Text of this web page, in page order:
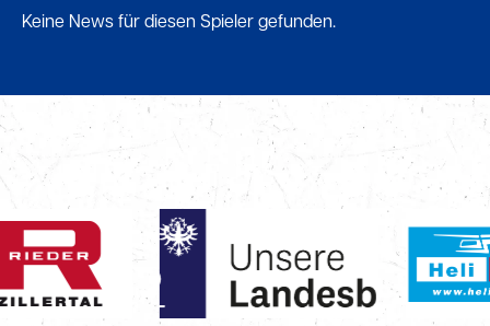
Keine News für diesen Spieler gefunden.